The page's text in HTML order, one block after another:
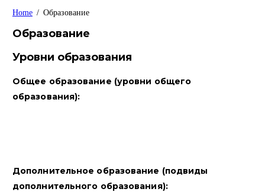
Home
Образование
Образование
Уровни образования
Общее образование (уровни общего
образования):
Дополнительное образование (подвиды
дополнительного образования):